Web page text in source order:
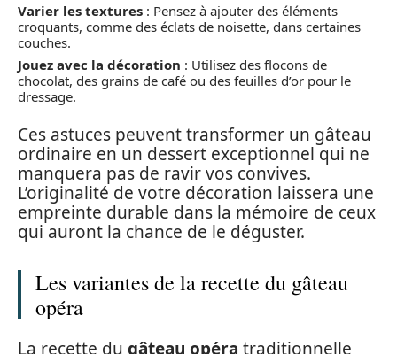
Varier les textures : Pensez à ajouter des éléments
croquants, comme des éclats de noisette, dans certaines
couches.
Jouez avec la décoration : Utilisez des flocons de
chocolat, des grains de café ou des feuilles d’or pour le
dressage.
Ces astuces peuvent transformer un gâteau
ordinaire en un dessert exceptionnel qui ne
manquera pas de ravir vos convives.
L’originalité de votre décoration laissera une
empreinte durable dans la mémoire de ceux
qui auront la chance de le déguster.
Les variantes de la recette du gâteau
opéra
La recette du gâteau opéra traditionnelle